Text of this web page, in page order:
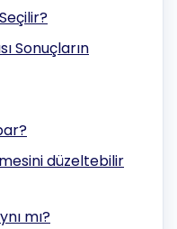
Sonuçların
düzeltebilir
mı?